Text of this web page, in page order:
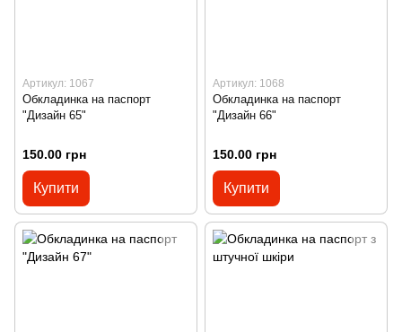
Артикул: 1067
Обкладинка на паспорт
"Дизайн 65"
150.00 грн
Купити
Артикул: 1068
Обкладинка на паспорт
"Дизайн 66"
150.00 грн
Купити